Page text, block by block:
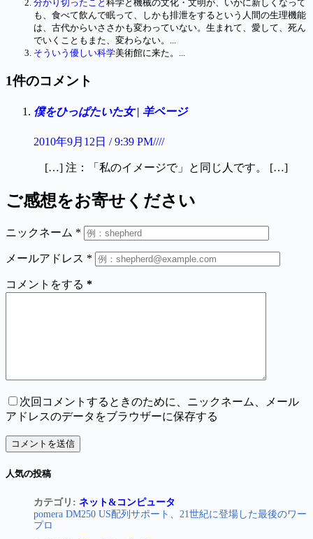
分かり切ったこと 科学と機械の文化・文明が、いかに新しくなって
も、食べて飲んで眠って、しかも排泄をするという人間の生理機能
は、古代からいささかも変わっていない。生まれて、愛して、死ん
でいくこともまた、変わらない。...
そういう優しい科学美術館に来た。...
1件のコメント
僕をひっぱたいた女 | 羊ページ
2010年9月12日 / 9:39 PM////
[…] 注：「私のイメージで」と同じ人です。 […]
ご感想をお寄せください
ニックネーム *
メールアドレス *
コメントをする *
次回コメントするときのために、ニックネーム、メール
アドレスのデータをブラウザーに保存する
コメントを送信
人気の投稿
pomera DM250 US配列サポート、21世紀に登場した最後のワー
プロ
カテゴリ: ネット&コンピュータ